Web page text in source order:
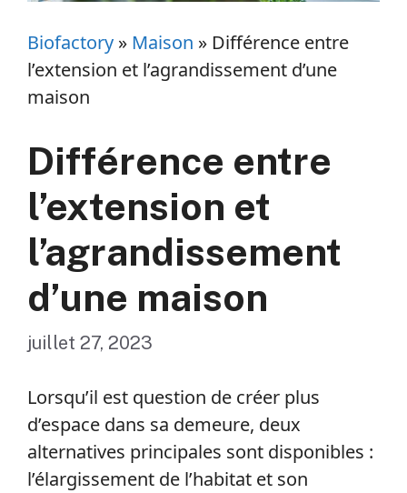
Biofactory » Maison » Différence entre
l’extension et l’agrandissement d’une
maison
Différence entre
l’extension et
l’agrandissement
d’une maison
juillet 27, 2023
Lorsqu’il est question de créer plus
d’espace dans sa demeure, deux
alternatives principales sont disponibles :
l’élargissement de l’habitat et son